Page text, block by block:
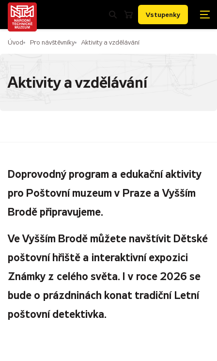
Vstupenky
Úvod Pro návštěvníky Aktivity a vzdělávání
Aktivity a vzdělávání
Doprovodný program a edukační aktivity
pro Poštovní muzeum v Praze a Vyšším
Brodě připravujeme.
Ve Vyšším Brodě můžete navštívit Dětské
poštovní hřiště a interaktivní expozici
Známky z celého světa. I v roce 2026 se
bude o prázdninách konat tradiční Letní
poštovní detektivka.